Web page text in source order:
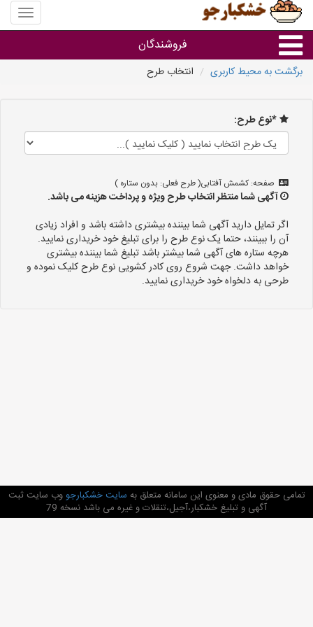
منوی
سایت
فروشندگان
فروشنده های استان ها
برگشت به محیط کاربری انتخاب طرح
*نوع طرح:
صفحه: کشمش آفتابی( طرح فعلی: بدون ستاره )
آگهی شما منتظر انتخاب طرح ویژه و پرداخت هزینه می باشد.
اگر تمایل دارید آگهی شما بیننده بیشتری داشته باشد و افراد زیادی
آن را ببینند، حتما یک نوع طرح را برای تبلیغ خود خریداری نمایید.
هرچه ستاره های آگهی شما بیشتر باشد تبلیغ شما بیننده بیشتری
خواهد داشت. جهت شروع روی کادر کشویی نوع طرح کلیک نموده و
طرحی به دلخواه خود خریداری نمایید.
تمامی حقوق مادی و معنوی این سامانه متعلق به سایت خشکبارجووب سایت ثبت
آگهی و تبلیغ خشکبار،آجیل،تنقلات و غیره می باشد نسخه 79